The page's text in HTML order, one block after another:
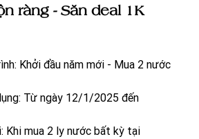
ràng - Săn deal 1K
Khởi đầu năm mới - Mua 2 nước
Từ ngày 12/1/2025 đến
Khi mua 2 ly nước bất kỳ tại